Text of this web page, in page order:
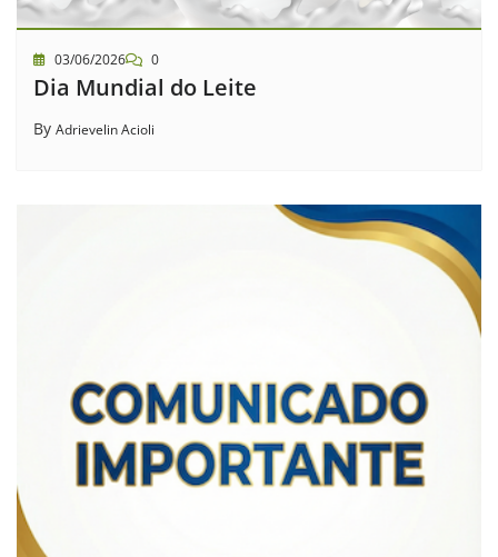
03/06/2026 0
Dia Mundial do Leite
By Adrievelin Acioli